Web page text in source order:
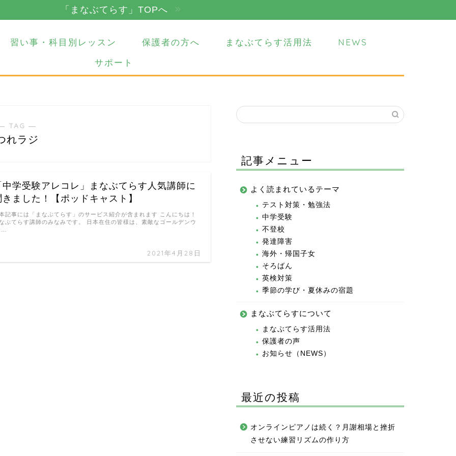
「まなぶてらす」TOPへ
習い事・科目別レッスン 保護者の方へ まなぶてらす活用法
NEWS
サポート
TAG ―
れラジ
中学受験アレコレ」まなぶてらす人気講師に
きました！【ポッドキャスト】
2021年4月28日
記事には「まなぶてらす」のサービス紹介が含まれます こんにちは！
ぶてらす講師のみなみです。 日本在住の皆様は、素敵なゴールデンウ
記事メニュー
よく読まれているテーマ
テスト対策・勉強法
中学受験
不登校
発達障害
海外・帰国子女
そろばん
英検対策
季節の学び・夏休みの宿題
まなぶてらすについて
まなぶてらす活用法
保護者の声
お知らせ（NEWS）
最近の投稿
オンラインピアノは続く？月謝相場と挫折
させない練習リズムの作り方